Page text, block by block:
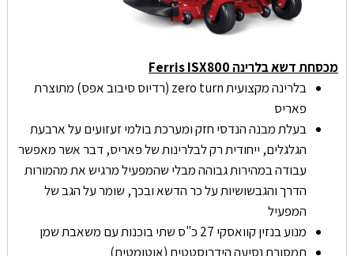
מכסחת דשא בלרינה Ferris ISX800
בלרינה מקצועית zero turn (רדיוס סיבוב אפס) מתוצרת
פאריס
בעלת מבנה הנדסי חזק ומערכת בולמי זעזועים על ארבעת
הגלגלים, ייחודית רק לבלרינות של פאריס, דבר אשר מאפשר
עבודה במהירות גבוהה מבלי שהמפעיל מרגיש את מהמורות
הדרך והגבשושיות על כר הדשא ובכך, שומר על הגב של
המפעיל
מנוע בנזין קוואסקי 27 כ"ס שתי בוכנות עם משאבת שמן
תמסורת נסיעה הידרוסטטית (אוטומטית)